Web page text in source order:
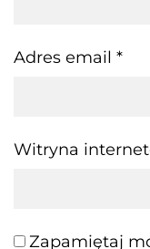
Adres email *
Witryna
Zapamiętaj